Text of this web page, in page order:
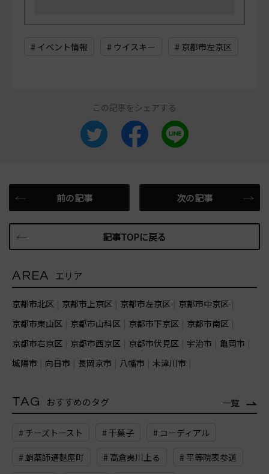
# イベント情報 # ウイスキー # 京都市左京区
この記事をシェアする
前の記事
記事TOPに戻る
次の記事
AREA エリア
京都市北区 京都市上京区 京都市左京区
京都市中京区
京都市東山区
京都市山科区 京都市下京区
京都市南区
京都市右京区
京都市西京区 京都市伏見区 宇治市
亀岡市
城陽市
向日市 長岡京市 八幡市 木津川市
TAG おすすめのタグ 一覧
# チーズトースト # 干菓子 # コーディアル
# 蛸薬師通麩屋町 # 高倉夷川上る # 平等院表参道